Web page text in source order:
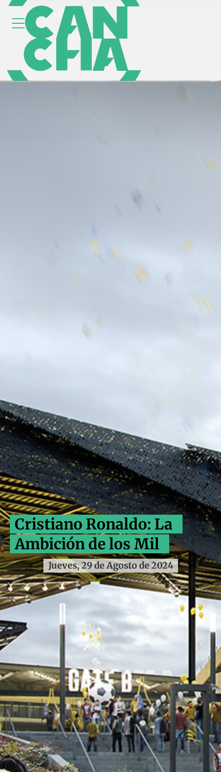
Cristiano Ronaldo: La
Ambición de los Mil
Jueves, 29 de Agosto de 2024